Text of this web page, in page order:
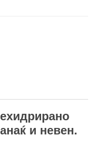
и невен.